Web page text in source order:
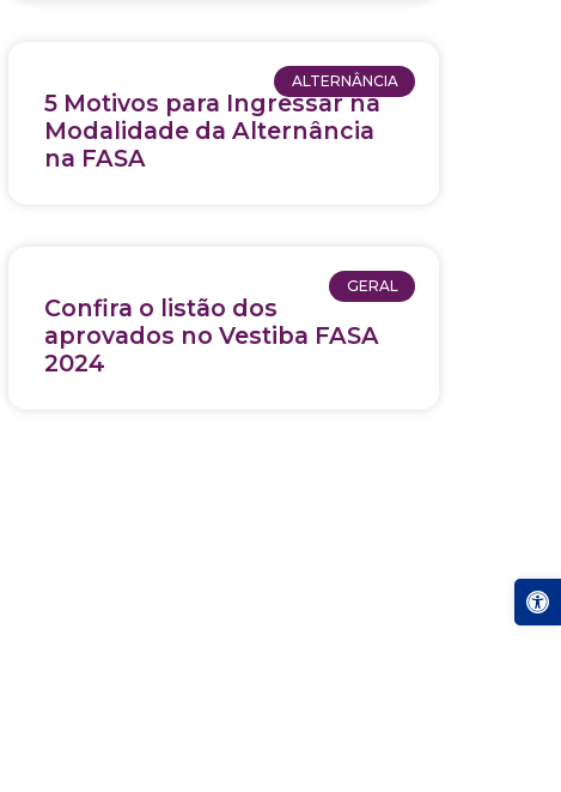
Abrir
ALTERNÂNCIA
5 Motivos para Ingressar na
Modalidade da Alternância
na FASA
GERAL
Confira o listão dos
aprovados no Vestiba FASA
2024